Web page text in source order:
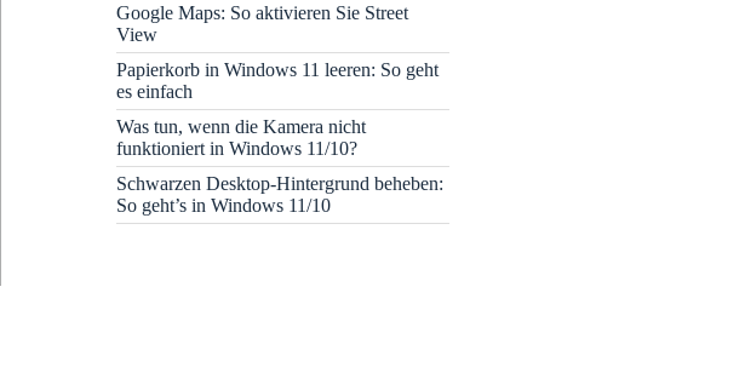
Google Maps: So aktivieren Sie Street
View
Papierkorb in Windows 11 leeren: So geht
es einfach
Was tun, wenn die Kamera nicht
funktioniert in Windows 11/10?
Schwarzen Desktop-Hintergrund beheben:
So geht’s in Windows 11/10